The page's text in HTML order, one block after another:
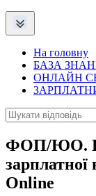
На головну
БАЗА
ОНЛАЙН
ФОП/ЮО.
зарплатної
Online